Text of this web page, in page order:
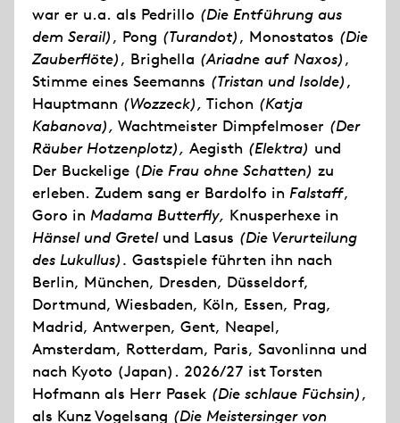
war er u.a. als Pedrillo (Die Entführung aus
dem Serail), Pong (Turandot), Monostatos (Die
Zauberflöte), Brighella (Ariadne auf Naxos),
Stimme eines Seemanns (Tristan und Isolde),
Hauptmann (Wozzeck), Tichon (Katja
Kabanova), Wachtmeister Dimpfelmoser (Der
Räuber Hotzenplotz), Aegisth (Elektra) und
Der Buckelige (Die Frau ohne Schatten) zu
erleben. Zudem sang er Bardolfo in Falstaff,
Goro in Madama Butterfly, Knusperhexe in
Hänsel und Gretel und Lasus (Die Verurteilung
des Lukullus). Gastspiele führten ihn nach
Berlin, München, Dresden, Düsseldorf,
Dortmund, Wiesbaden, Köln, Essen, Prag,
Madrid, Antwerpen, Gent, Neapel,
Amsterdam, Rotterdam, Paris, Savonlinna und
nach Kyoto (Japan). 2026/27 ist Torsten
Hofmann als Herr Pasek (Die schlaue Füchsin),
als Kunz Vogelsang (Die Meistersinger von